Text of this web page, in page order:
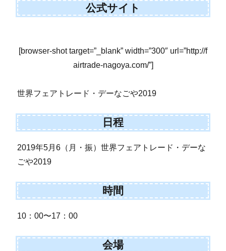
公式サイト
[browser-shot target=”_blank” width=”300″ url=”http://f
airtrade-nagoya.com/”]
世界フェアトレード・デーなごや2019
日程
2019年5月6（月・振）世界フェアトレード・デーな
ごや2019
時間
10：00〜17：00
会場